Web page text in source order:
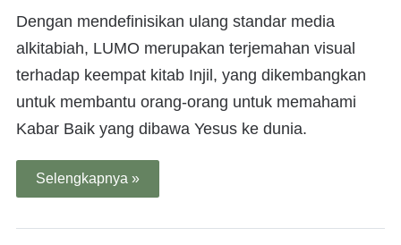
Dengan mendefinisikan ulang standar media
alkitabiah, LUMO merupakan terjemahan visual
terhadap keempat kitab Injil, yang dikembangkan
untuk membantu orang-orang untuk memahami
Kabar Baik yang dibawa Yesus ke dunia.
Selengkapnya »